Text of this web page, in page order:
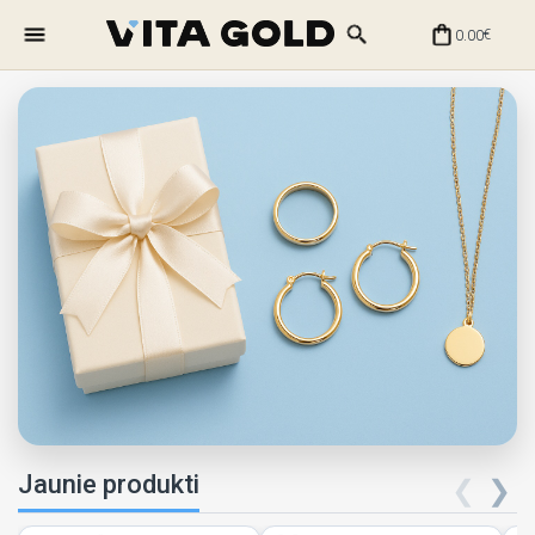
0.00€
Jaunie produkti ❮ ❯